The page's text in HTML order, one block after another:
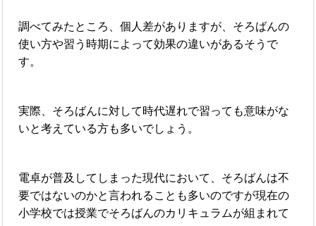
調べてみたところ、個人差がありますが、そろばんの
使い方や習う時期によって効果の違いがあるそうで
す。
実際、そろばんに対して時代遅れで習っても意味がな
いと考えている方も多いでしょう。
電卓が普及してしまった現代において、そろばんは不
要ではないのかと言われることも多いのですが現在の
小学校では授業でそろばんのカリキュラムが組まれて